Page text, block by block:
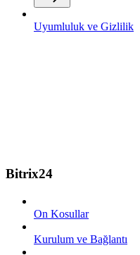
Uyumluluk ve Gizlilik
Bitrix24
On Kosullar
Kurulum ve Bağlantı